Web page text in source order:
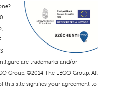
are trademarks and/or
Group. ©2014 The LEGO Group. All
this site signifies your agreement to